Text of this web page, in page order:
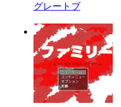
グレートブ